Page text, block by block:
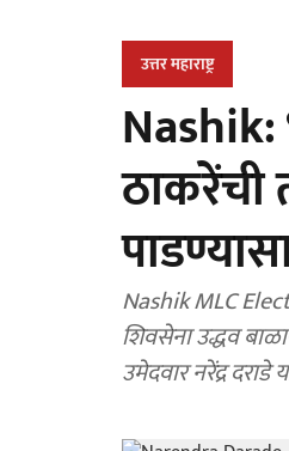
उत्तर महाराष्ट्र
Nashik:
ठाकरेंची
Nashik MLC
शिवसेना उद्धव
उमेदवार नरेंद्र